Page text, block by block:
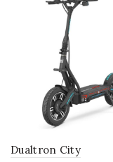
Dualtron City